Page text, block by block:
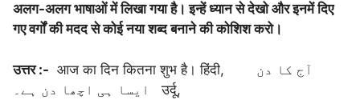
अलग-अलग भाषाओं में लिखा गया है। इन्हें ध्यान से देखो और इनमें दिए
गए वर्गों की मदद से कोई नया शब्द बनाने की कोशिश करो।
उत्तर :- आज का दिन कितना शुभ है। हिंदी, آج کا دن
ایسا ہی اچھا دن ہے۔ उर्दू,